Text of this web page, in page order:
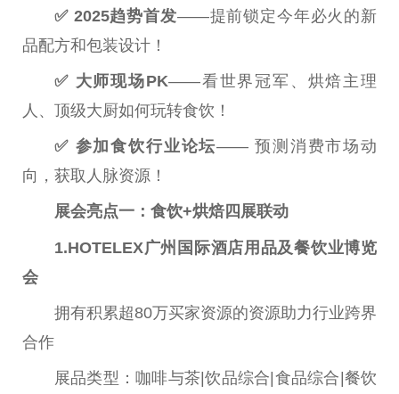
✅2025趋势首发——提前锁定今年必火的新
品配方和包装设计！
✅ 大师现场PK——看世界冠军、烘焙主理
人、顶级大厨如何玩转食饮！
✅ 参加食饮行业论坛—— 预测消费市场动
向，获取人脉资源！
展会亮点一： 食饮+烘焙四展联动
1.HOTELEX广州国际酒店用品及餐饮业博览
会
拥有积累超80万买家资源的资源助力行业跨界
合作
展品类型：咖啡与茶|饮品综合|食品综合|餐饮